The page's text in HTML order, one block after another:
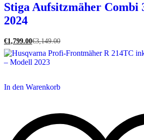
Stiga Aufsitzmäher Combi
2024
€1,799.00€3,149.00
In den Warenkorb